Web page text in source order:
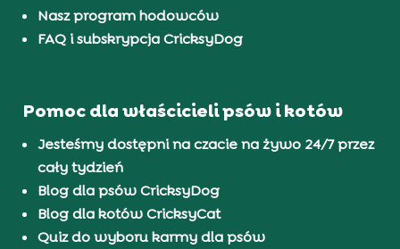
Nasz program hodowców
FAQ i subskrypcja CricksyDog
Pomoc dla właścicieli psów i kotów
Jesteśmy dostępni na czacie na żywo 24/7 przez
cały tydzień
Blog dla psów CricksyDog
Blog dla kotów CricksyCat
Quiz do wyboru karmy dla psów